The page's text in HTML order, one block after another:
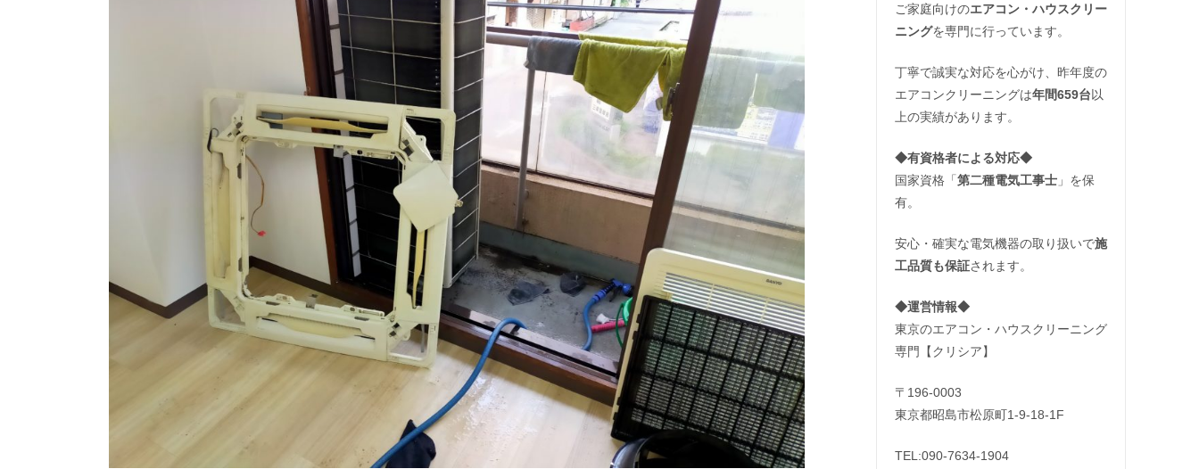
ご家庭向けのエアコン・ハウスクリー
ニングを専門に行っています。
丁寧で誠実な対応を心がけ、昨年度の
エアコンクリーニングは年間659台以
上の実績があります。
◆有資格者による対応◆
国家資格「第二種電気工事士 」を保
有。
安心・確実な電気機器の取り扱いで施
工品質も保証されます。
◆運営情報◆
東京のエアコン・ハウスクリーニング
専門【クリシア】
〒196-0003
東京都昭島市松原町1-9‐18‐1F
TEL:090-7634-1904